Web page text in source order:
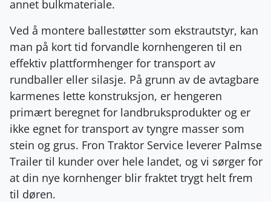
annet bulkmateriale.
Ved å montere ballestøtter som ekstrautstyr, kan
man på kort tid forvandle kornhengeren til en
effektiv plattformhenger for transport av
rundballer eller silasje. På grunn av de avtagbare
karmenes lette konstruksjon, er hengeren
primært beregnet for landbruksprodukter og er
ikke egnet for transport av tyngre masser som
stein og grus. Fron Traktor Service leverer Palmse
Trailer til kunder over hele landet, og vi sørger for
at din nye kornhenger blir fraktet trygt helt frem
til døren.